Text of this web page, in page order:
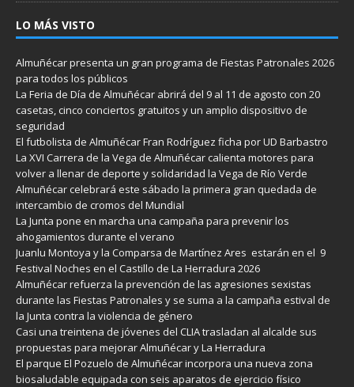
LO MÁS VISTO
Almuñécar presenta un gran programa de Fiestas Patronales 2026
para todos los públicos
La Feria de Día de Almuñécar abrirá del 9 al 11 de agosto con 20
casetas, cinco conciertos gratuitos y un amplio dispositivo de
seguridad
El futbolista de Almuñécar Fran Rodríguez ficha por UD Barbastro
La XVI Carrera de la Vega de Almuñécar calienta motores para
volver a llenar de deporte y solidaridad la Vega de Río Verde
Almuñécar celebrará este sábado la primera gran quedada de
intercambio de cromos del Mundial
La Junta pone en marcha una campaña para prevenir los
ahogamientos durante el verano
Juanlu Montoya y la Comparsa de Martínez Ares estarán en el 9
Festival Noches en el Castillo de La Herradura 2026
Almuñécar refuerza la prevención de las agresiones sexistas
durante las Fiestas Patronales y se suma a la campaña estival de
la Junta contra la violencia de género
Casi una treintena de jóvenes del CLIA trasladan al alcalde sus
propuestas para mejorar Almuñécar y La Herradura
El parque El Pozuelo de Almuñécar incorpora una nueva zona
biosaludable equipada con seis aparatos de ejercicio físico